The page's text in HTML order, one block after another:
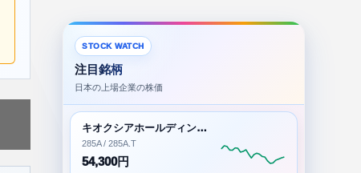
STOCK WATCH
注目銘柄
日本の上場企業の株価
キオクシアホールディングス株式会社
285A / 285A.T
54,300円